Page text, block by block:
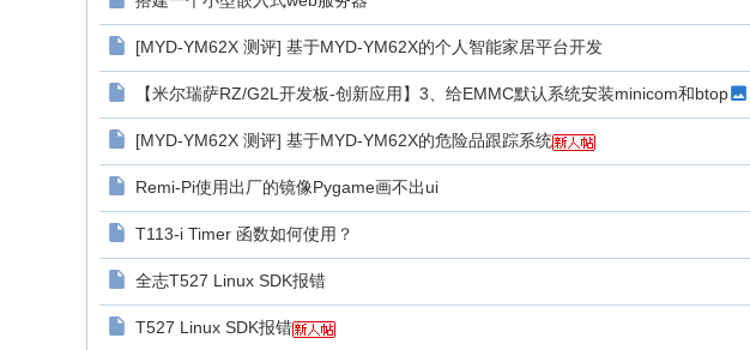
[MYD-YM62X 测评] 基于MYD-YM62X的个人智能家居平台开发
【米尔瑞萨RZ/G2L开发板-创新应用】3、给EMMC默认系统安装minicom和btop
[MYD-YM62X 测评] 基于MYD-YM62X的危险品跟踪系统
Remi-Pi使用出厂的镜像Pygame画不出ui
T113-i Timer 函数如何使用？
全志T527 Linux SDK报错
T527 Linux SDK报错